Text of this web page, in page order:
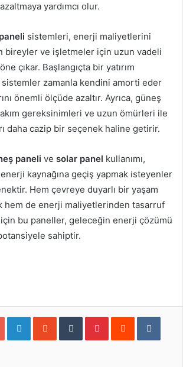
yardımcı olur.
sistemleri, enerji maliyetlerini
bireyler ve işletmeler için uzun vadeli
çıkar. Başlangıçta bir yatırım
zamanla kendini amorti eder
önemli ölçüde azaltır. Ayrıca, güneş
gereksinimleri ve uzun ömürleri ile
daha cazip bir seçenek haline getirir.
paneli ve solar panel kullanımı,
kaynağına geçiş yapmak isteyenler
Hem çevreye duyarlı bir yaşam
hem de enerji maliyetlerinden tasarruf
bu paneller, geleceğin enerji çözümü
sahiptir.
Google+ LinkedIn StumbleUpon Tumblr Pinterest Reddit